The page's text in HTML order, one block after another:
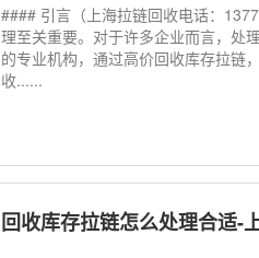
#### 引言（上海拉链回收电话：
理至关重要。对于许多企业而言，处
的专业机构，通过高价回收库存拉链
收......
回收库存拉链怎么处理合适-